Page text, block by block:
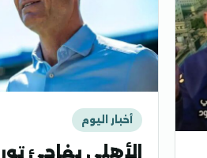
أخبار اليوم
الأهلي يفاجئ